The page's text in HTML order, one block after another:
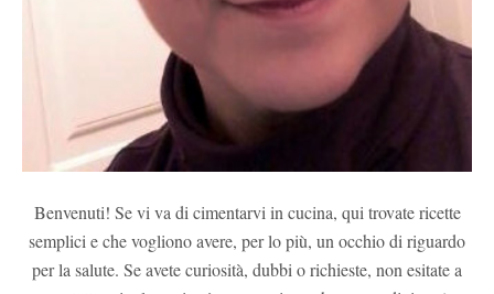
Benvenuti! Se vi va di cimentarvi in cucina, qui trovate ricette
semplici e che vogliono avere, per lo più, un occhio di riguardo
per la salute. Se avete curiosità, dubbi o richieste, non esitate a